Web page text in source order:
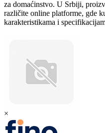
za domaćinstvo. U Srbiji,
različite online platforme, gde
karakteristikama i
×